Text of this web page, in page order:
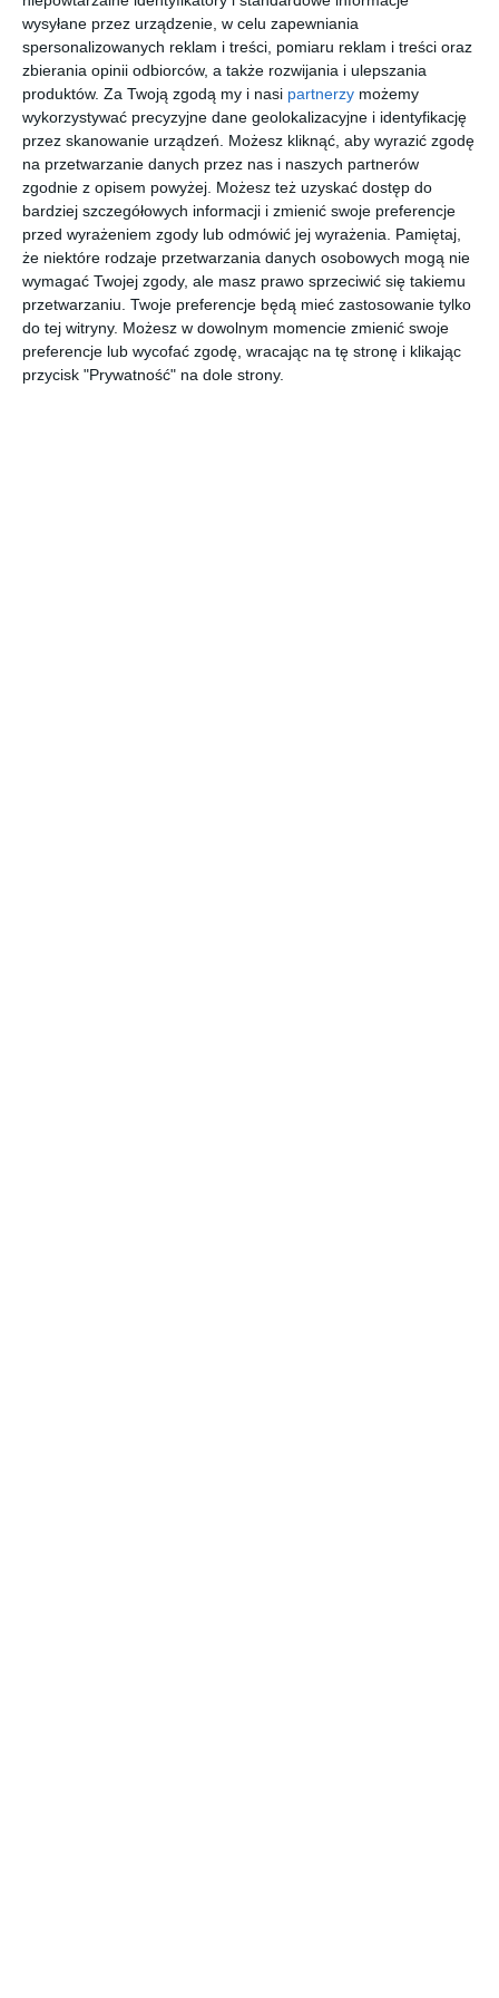
wysyłane przez urządzenie, w celu zapewniania
spersonalizowanych reklam i treści, pomiaru reklam i treści oraz
zbierania opinii odbiorców, a także rozwijania i ulepszania
produktów. Za Twoją zgodą my i nasi partnerzy możemy
wykorzystywać precyzyjne dane geolokalizacyjne i identyfikację
przez skanowanie urządzeń. Możesz kliknąć, aby wyrazić zgodę
na przetwarzanie danych przez nas i naszych partnerów
zgodnie z opisem powyżej. Możesz też uzyskać dostęp do
bardziej szczegółowych informacji i zmienić swoje preferencje
przed wyrażeniem zgody lub odmówić jej wyrażenia.
Pamiętaj,
że niektóre rodzaje przetwarzania danych osobowych mogą nie
wymagać Twojej zgody, ale masz prawo sprzeciwić się takiemu
przetwarzaniu. Twoje preferencje będą mieć zastosowanie tylko
do tej witryny. Możesz w dowolnym momencie zmienić swoje
preferencje lub wycofać zgodę, wracając na tę stronę i klikając
przycisk "Prywatność" na dole strony.
[ e-book ]
Tajemnicz
a wyspa
Juliusz Verne
[ e-book ]
Zielony
Promień
Juliusz Verne
[ e-book ]
Duża
trylogia.
MultiBook
Juliusz Verne
[ książka ]
Tajemnicz
a wyspa.
Tom 2
Juliusz Verne
Tajemnicz
a wyspa.
Tom 1
Juliusz Verne
20 000
tysięcy
mil
podmorsk
iej
Juliusz Verne
20 000 mil
podmorsk
iej
żeglugi.
Juliusz Verne
[ książka, e-book ]
20 000 mil
podmorsk
iej
żeglugi.
Juliusz Verne